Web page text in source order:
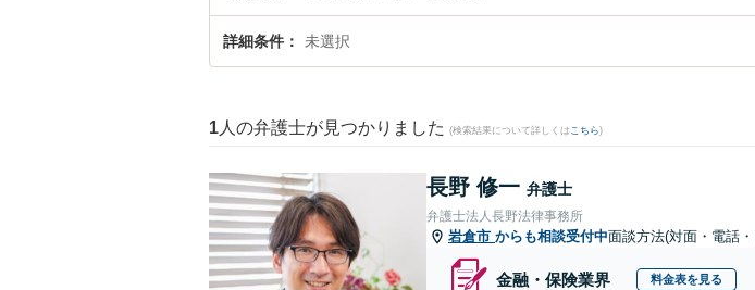
詳細条件 未選択
1 人の弁護士が見つかりました (検索結果について詳しくは こちら)
長野 修一 弁護士
弁護士法人長野法律事務所
岩倉市 からも相談受付中面談方法(対面・電話
金融・保険業界 料金表を見る